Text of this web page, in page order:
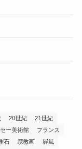
20世紀
21世紀
ー美術館
フランス
石 宗教画
屛風